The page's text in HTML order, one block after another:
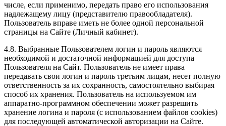
числе, если применимо, передать право его использования
надлежащему лицу (представителю правообладателя).
Пользователь вправе иметь не более одной персональной
страницы на Сайте (Личный кабинет).
4.8. Выбранные Пользователем логин и пароль являются
необходимой и достаточной информацией для доступа
Пользователя на Сайт. Пользователь не имеет права
передавать свои логин и пароль третьим лицам, несет полную
ответственность за их сохранность, самостоятельно выбирая
способ их хранения. Пользователь на используемом им
аппаратно-программном обеспечении может разрешить
хранение логина и пароля (с использованием файлов cookies)
для последующей автоматической авторизации на Сайте.